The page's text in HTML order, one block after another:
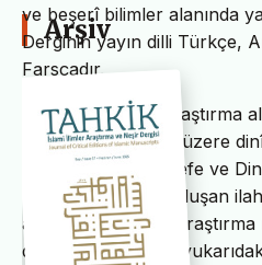
ve beşerî bilimler alanında
Derginin yayın dilli Türkçe,
Farsçadır.
TAHKİK’in temel araştırma
ilimler başta olmak üzere
İslam Bilimleri, Felsefe ve
ve Sanatları’ndan oluşan
alanındaki bilimsel
dâhildir. TAHKİK’te
Arşiv